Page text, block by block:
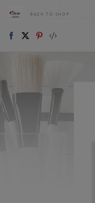
BACK TO SHOP